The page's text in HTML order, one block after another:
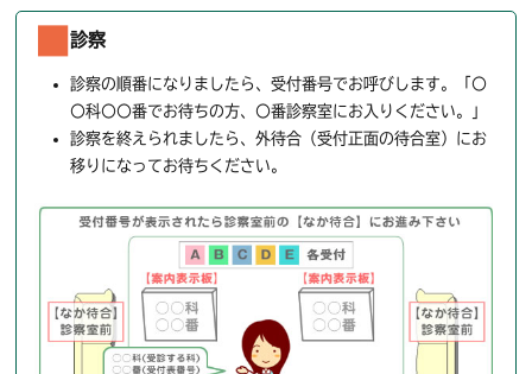
診察
診察の順番になりましたら、受付番号でお呼びします。「〇
〇科〇〇番でお待ちの方、〇番診察室にお入りください。」
診察を終えられましたら、外待合（受付正面の待合室）にお
移りになってお待ちください。